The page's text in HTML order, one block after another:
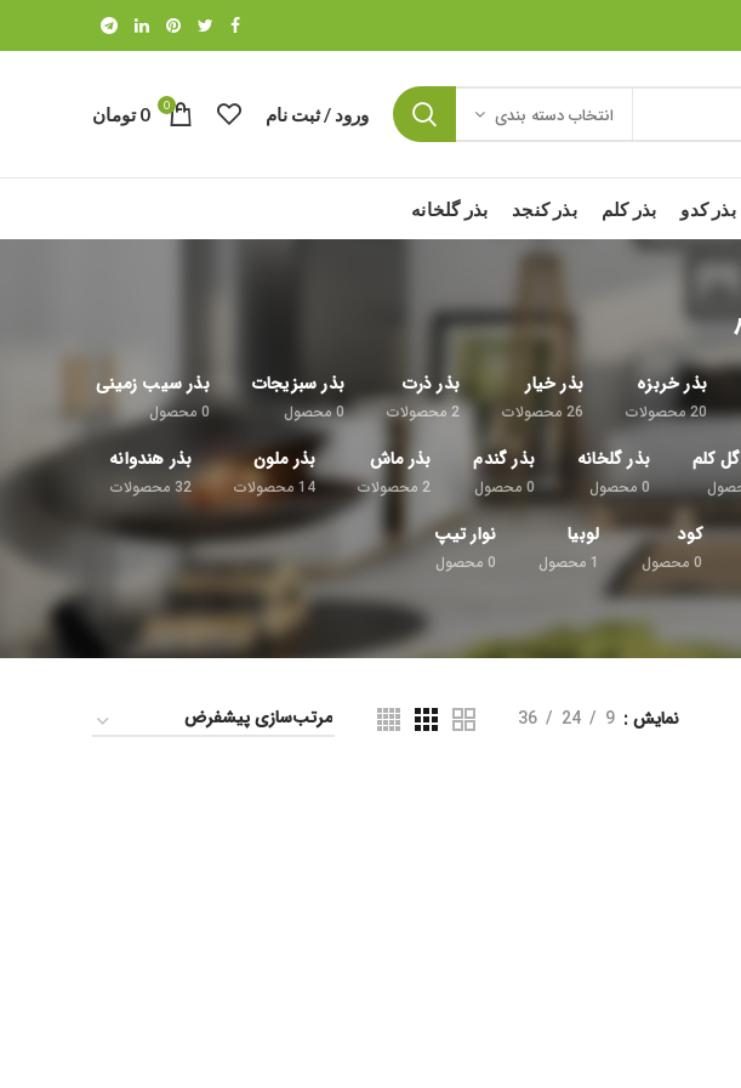
انتخاب دسته بندی ورود / ثبت نام 0
0 تومان
بذر کدو بذر کلم بذر کنجد بذر گلخانه
بذر خربزه
20 محصولات
بذر خیار
26 محصولات
بذر ذرت
2 محصولات
بذر سبزیجات
0 محصول
بذر سیب زمینی
0 محصول
کلم بذر گلخانه
0 محصول
بذر گندم
0 محصول
بذر ماش
2 محصولات
بذر ملون
14 محصولات
بذر هندوانه
32 محصولات
کود
0 محصول
لوبیا
1 محصول
نوار تیپ
0 محصول
نمایش 9
24
36